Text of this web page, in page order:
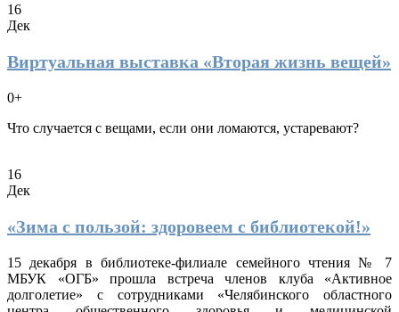
16
Дек
Виртуальная выставка «Вторая жизнь вещей»
0+
Что случается с вещами, если они ломаются, устаревают?
16
Дек
«Зима с пользой: здоровеем с библиотекой!»
15 декабря в библиотеке-филиале семейного чтения № 7
МБУК «ОГБ» прошла встреча членов клуба «Активное
долголетие» с сотрудниками «Челябинского областного